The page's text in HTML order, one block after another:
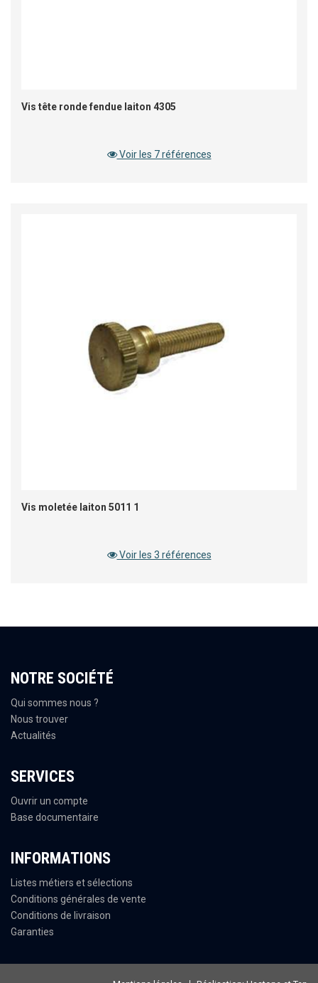
Vis tête ronde fendue laiton 4305
Voir les 7 références
Vis moletée laiton 5011 1
Voir les 3 références
NOTRE SOCIÉTÉ
Qui sommes nous ?
Nous trouver
Actualités
SERVICES
Ouvrir un compte
Base documentaire
INFORMATIONS
Listes métiers et sélections
Conditions générales de vente
Conditions de livraison
Garanties